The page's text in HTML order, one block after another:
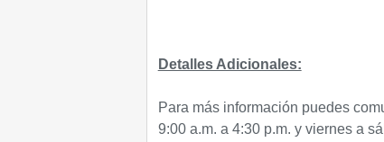
Detalles Adicionales:
Para más información puedes
9:00 a.m. a 4:30 p.m. y viernes a